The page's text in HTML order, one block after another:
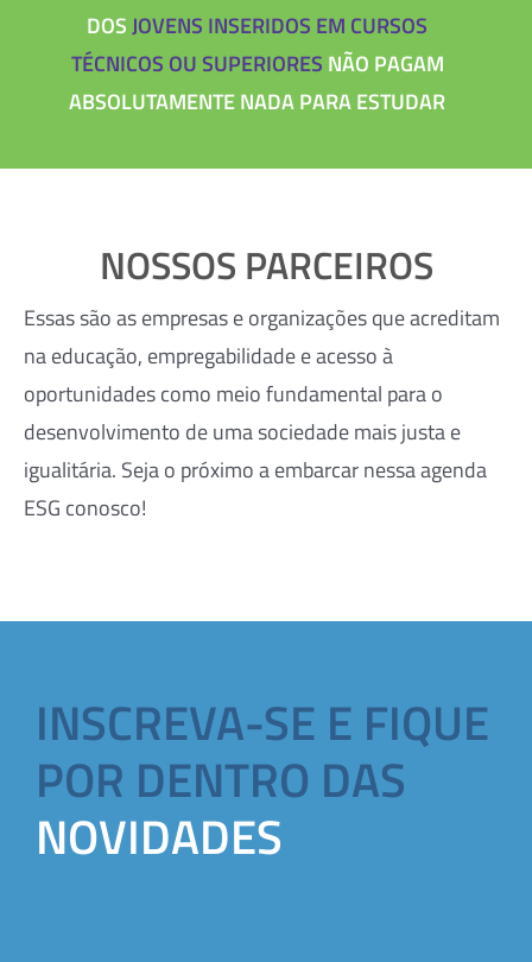
DOSJOVENS INSERIDOS EM CURSOS
TÉCNICOS OU SUPERIORES NÃO PAGAM
ABSOLUTAMENTE NADA PARA ESTUDAR
NOSSOS PARCEIROS
Essas são as empresas e organizações que acreditam
na educação, empregabilidade e acesso à
oportunidades como meio fundamental para o
desenvolvimento de uma sociedade mais justa e
igualitária. Seja o próximo a embarcar nessa agenda
ESG conosco!
INSCREVA-SE E FIQUE
POR DENTRO DAS
NOVIDADES